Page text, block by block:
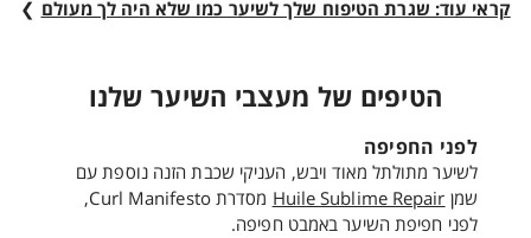
קראי עוד: שגרת הטיפוח שלך לשיער כמו שלא היה לך מעולם ❯
הטיפים של מעצבי השיער שלנו
לפני החפיפה
לשיער מתולתל מאוד ויבש, העניקי שכבת הזנה נוספת עם
שמן Huile Sublime Repair
מסדרת Curl Manifesto,
לפני חפיפת השיער באמבט חפיפה.